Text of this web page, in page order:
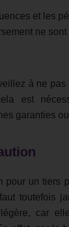
et les
ne
à ne
est
garanties
pour un tiers
toutefois
car